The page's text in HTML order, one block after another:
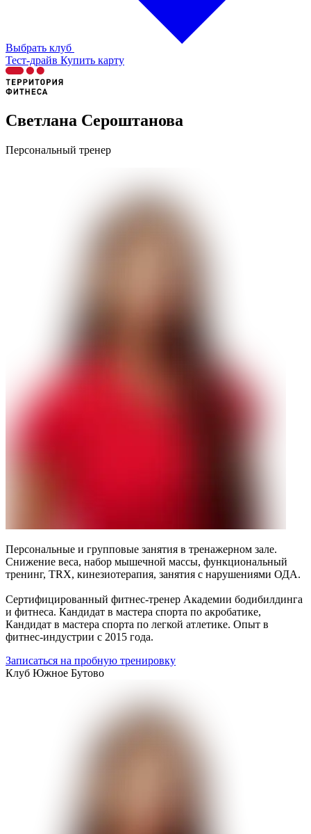
Выбрать клуб
Тест-драйв Купить карту
Светлана Сероштанова
Персональный тренер
Персональные и групповые занятия в тренажерном зале.
Снижение веса, набор мышечной массы, функциональный
тренинг, ТRX, кинезиотерапия, занятия с нарушениями ОДА.
Сертифицированный фитнес-тренер Академии бодибилдинга
и фитнеса. Кандидат в мастера спорта по акробатике,
Кандидат в мастера спорта по легкой атлетике. Опыт в
фитнес-индустрии с 2015 года.
Записаться на пробную тренировку
Клуб Южное Бутово